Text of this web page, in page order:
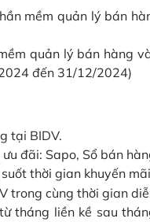
mềm quản lý bán
quản lý bán hàng
đến 31/12/2024)
tại BIDV.
đãi: Sapo, Sổ bán
thời gian khuyến
trong cùng thời gian
tháng liền kề sau